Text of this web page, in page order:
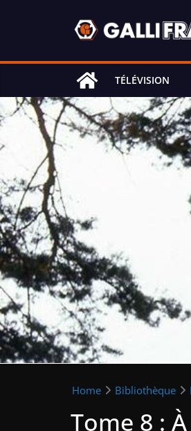
TÉLÉVISION
Home Bibliothèque
Tome 8 :